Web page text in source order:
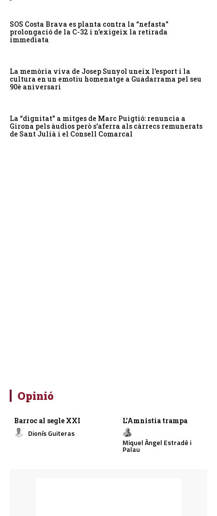
SOS Costa Brava es planta contra la “nefasta”
prolongació de la C-32 i n’exigeix la retirada
immediata
La memòria viva de Josep Sunyol uneix l’esport i la
cultura en un emotiu homenatge a Guadarrama pel seu
90è aniversari
La “dignitat” a mitges de Marc Puigtió: renuncia a
Girona pels àudios però s’aferra als càrrecs remunerats
de Sant Julià i el Consell Comarcal
Opinió
Barroc al segle XXI
Dionís Guiteras
L’Amnistia trampa
Miquel Àngel Estradé i
Palau